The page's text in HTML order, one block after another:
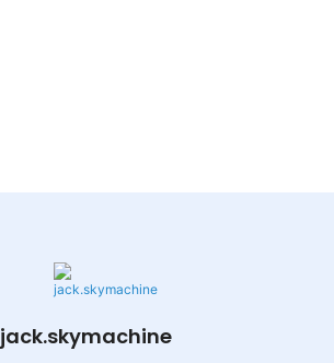
jack.skymachine